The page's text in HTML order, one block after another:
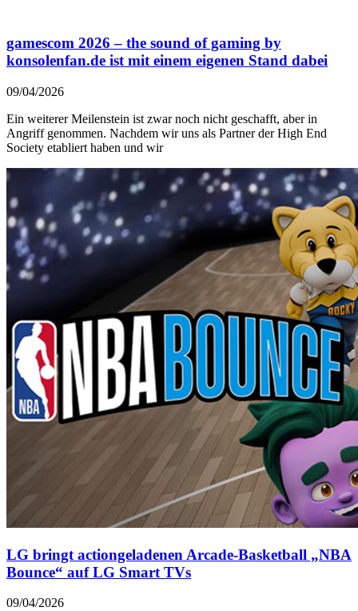
gamescom 2026 – the sound of gaming by
konsolenfan.de ist mit einem eigenen Stand dabei
09/04/2026
Ein weiterer Meilenstein ist zwar noch nicht geschafft, aber in
Angriff genommen. Nachdem wir uns als Partner der High End
Society etabliert haben und wir
LG bringt actiongeladenen Arcade-Basketball „NBA
Bounce“ auf LG Smart TVs
09/04/2026